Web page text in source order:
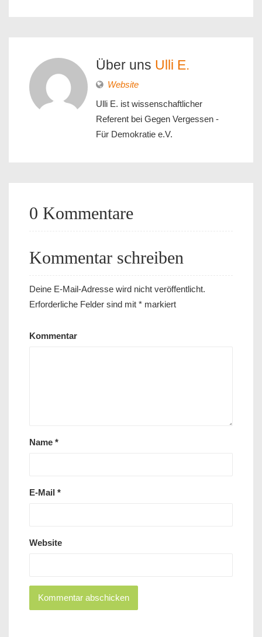
Über uns Ulli E.
Website
Ulli E. ist wissenschaftlicher
Referent bei Gegen Vergessen -
Für Demokratie e.V.
0 Kommentare
Kommentar schreiben
Deine E-Mail-Adresse wird nicht veröffentlicht.
Erforderliche Felder sind mit * markiert
Kommentar
Name *
E-Mail *
Website